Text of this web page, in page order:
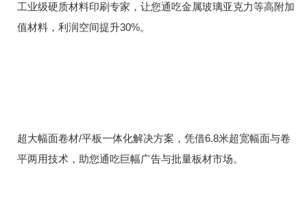
工业级硬质材料印刷专家，让您通吃金属玻璃亚克力等高附加
值材料，利润空间提升30%。
超大幅面卷材/平板一体化解决方案，凭借6.8米超宽幅面与卷
平两用技术，助您通吃巨幅广告与批量板材市场。